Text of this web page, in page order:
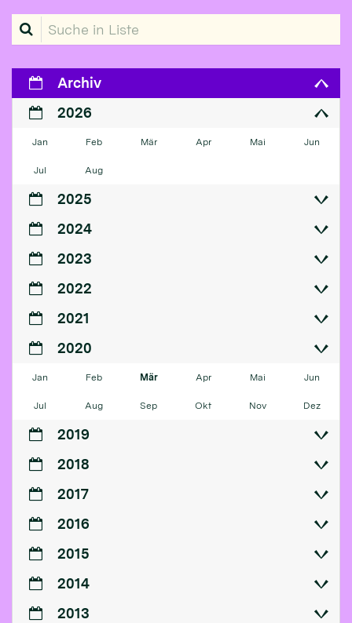
Suche in Liste
Archiv
2026
Jan Feb Mär Apr Mai Jun
Jul Aug
2025
2024
2023
2022
2021
2020
Jan Feb Mär Apr Mai Jun
Jul Aug Sep Okt Nov Dez
2019
2018
2017
2016
2015
2014
2013